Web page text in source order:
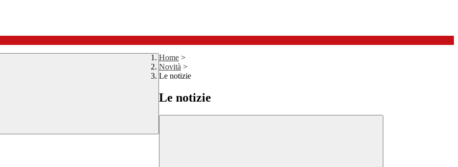
Home >
Novità >
Le notizie
Le notizie